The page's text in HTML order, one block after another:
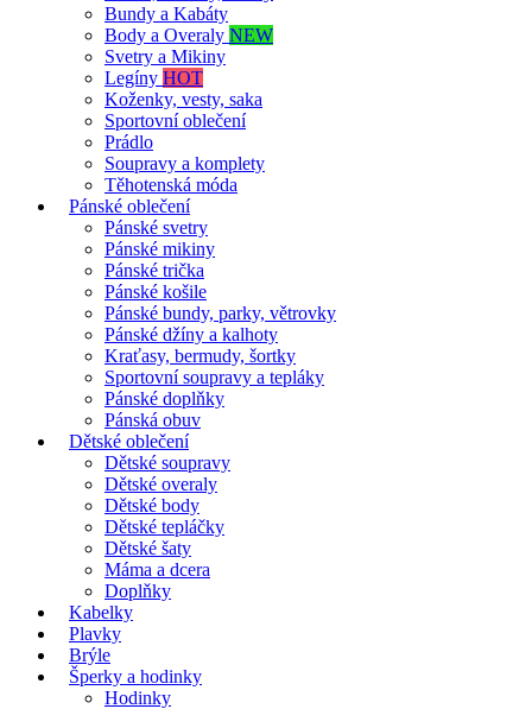
Bundy a Kabáty
Body a Overaly NEW
Svetry a Mikiny
Legíny HOT
Koženky, vesty, saka
Sportovní oblečení
Prádlo
Soupravy a komplety
Těhotenská móda
Pánské oblečení
Pánské svetry
Pánské mikiny
Pánské trička
Pánské košile
Pánské bundy, parky, větrovky
Pánské džíny a kalhoty
Kraťasy, bermudy, šortky
Sportovní soupravy a tepláky
Pánské doplňky
Pánská obuv
Dětské oblečení
Dětské soupravy
Dětské overaly
Dětské body
Dětské tepláčky
Dětské šaty
Máma a dcera
Doplňky
Kabelky
Plavky
Brýle
Šperky a hodinky
Hodinky